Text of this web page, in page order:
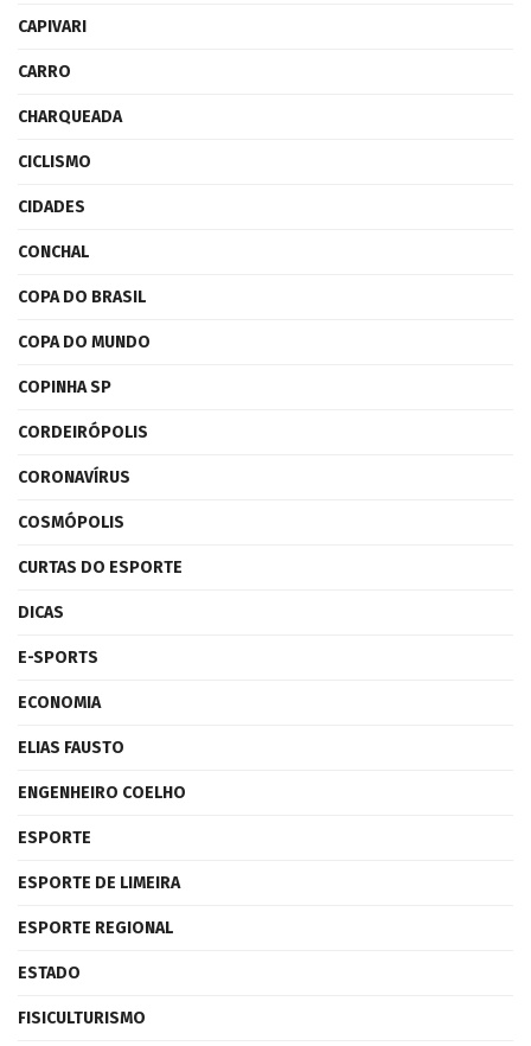
CAPIVARI
CARRO
CHARQUEADA
CICLISMO
CIDADES
CONCHAL
COPA DO BRASIL
COPA DO MUNDO
COPINHA SP
CORDEIRÓPOLIS
CORONAVÍRUS
COSMÓPOLIS
CURTAS DO ESPORTE
DICAS
E-SPORTS
ECONOMIA
ELIAS FAUSTO
ENGENHEIRO COELHO
ESPORTE
ESPORTE DE LIMEIRA
ESPORTE REGIONAL
ESTADO
FISICULTURISMO